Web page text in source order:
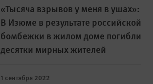
«Тысяча взрывов у меня в ушах»:
В Изюме в результате российской
бомбежки в жилом доме погибли
десятки мирных жителей
1 сентября 2022